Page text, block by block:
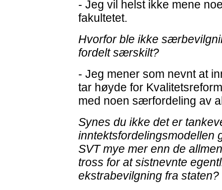
- Jeg vil helst ikke mene
fakultetet.
Hvorfor ble ikke
fordelt særskilt?
- Jeg mener som nevnt at
tar høyde for
med noen særfordeling av
Synes du ikke det er
inntektsfordelingsmodellen
SVT mye mer enn de
tross for at sistnevnte
ekstrabevilgning fra staten?